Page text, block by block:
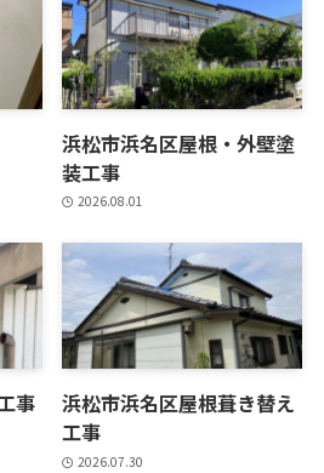
浜松市浜名区屋根・外壁塗
装工事
2026.08.01
事
浜松市浜名区屋根葺き替え
工事
2026.07.30